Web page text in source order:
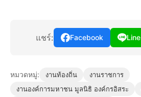
แชร์: Facebook Line
หมวดหมู่: งานท้องถิ่น
งานราชการ
งานองค์การมหาชน มูลนิธิ องค์กรอิสระ